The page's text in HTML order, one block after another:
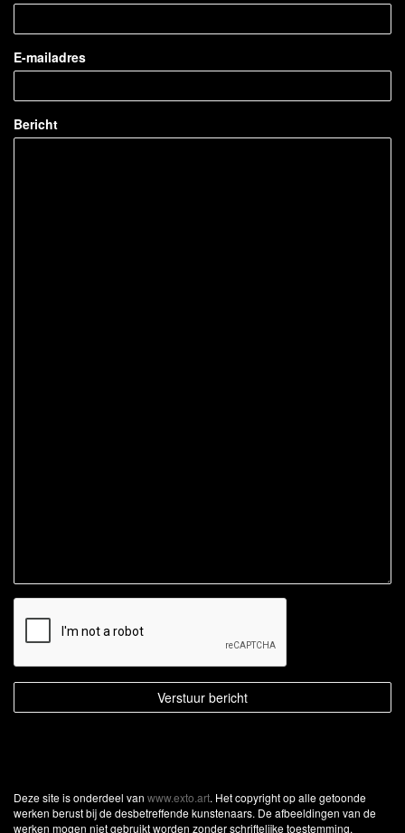
E-mailadres
Bericht
Deze site is onderdeel van www.exto.art. Het copyright op alle getoonde
werken berust bij de desbetreffende kunstenaars. De afbeeldingen van de
werken mogen niet gebruikt worden zonder schriftelijke toestemming.